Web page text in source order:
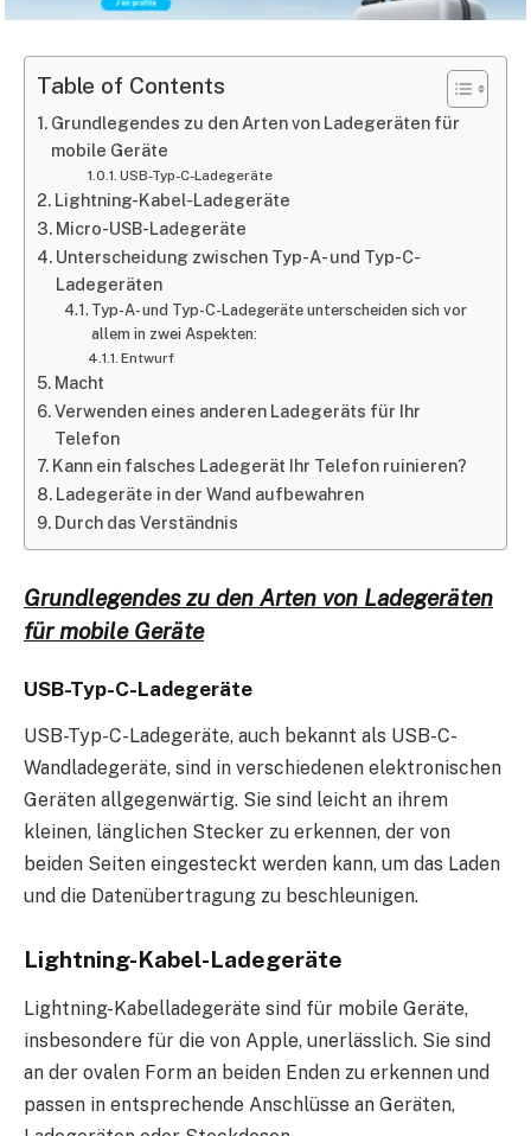
Table of Contents
Grundlegendes zu den Arten von Ladegeräten für
mobile Geräte
USB-Typ-C-Ladegeräte
Lightning-Kabel-Ladegeräte
Micro-USB-Ladegeräte
Unterscheidung zwischen Typ-A- und Typ-C-
Ladegeräten
Typ-A- und Typ-C-Ladegeräte unterscheiden sich vor
allem in zwei Aspekten:
Entwurf
Macht
Verwenden eines anderen Ladegeräts für Ihr
Telefon
Kann ein falsches Ladegerät Ihr Telefon ruinieren?
Ladegeräte in der Wand aufbewahren
Durch das Verständnis
Grundlegendes zu den Arten von Ladegeräten
für mobile Geräte
USB-Typ-C-Ladegeräte
USB-Typ-C-Ladegeräte, auch bekannt als USB-C-
Wandladegeräte, sind in verschiedenen elektronischen
Geräten allgegenwärtig. Sie sind leicht an ihrem
kleinen, länglichen Stecker zu erkennen, der von
beiden Seiten eingesteckt werden kann, um das Laden
und die Datenübertragung zu beschleunigen.
Lightning-Kabel-Ladegeräte
Lightning-Kabelladegeräte sind für mobile Geräte,
insbesondere für die von Apple, unerlässlich. Sie sind
an der ovalen Form an beiden Enden zu erkennen und
passen in entsprechende Anschlüsse an Geräten,